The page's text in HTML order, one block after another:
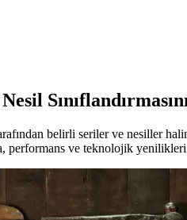
belirli seriler ve nesiller
performans ve teknolojik yenilikleri